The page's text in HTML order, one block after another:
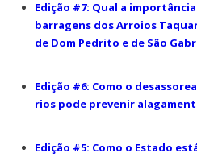
Edição #7: Qual a
barragens dos Arroios
de Dom Pedrito e de São
Edição #6: Como o
rios pode prevenir
Edição #5: Como o Estado